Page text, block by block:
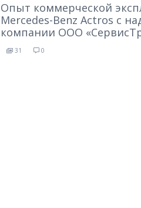
Опыт коммерческой
Mercedes-Benz Actros с
компании ООО
31 0